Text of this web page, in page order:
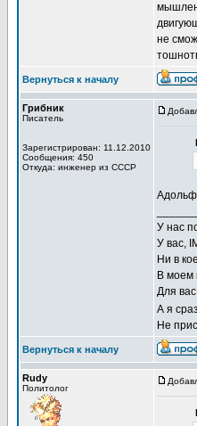
не
Вернуться к началу
Грибник
Писатель
Зарегистрирован: 11.12.2010
Сообщения: 450
Откуда: инженер из СССР
Адольф
У нас
У вас,
Ни в
В моем
Для
А я
Не
Вернуться к началу
Rudy
Политолог